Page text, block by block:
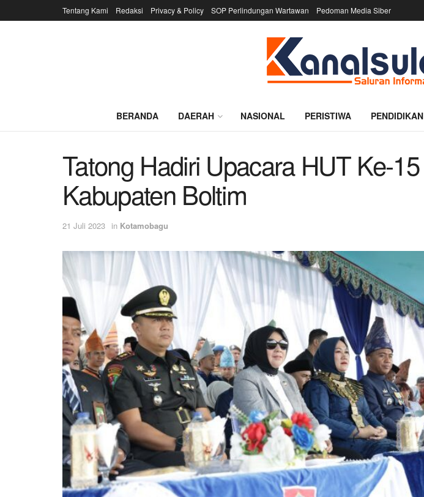
Tentang Kami Redaksi Privacy & Policy SOP Perlindungan Wartawan Pedoman Media Siber
BERANDA DAERAH NASIONAL PERISTIWA PENDIDIKAN
Tatong Hadiri Upacara HUT Ke-15
Kabupaten Boltim
21 Juli 2023 in Kotamobagu